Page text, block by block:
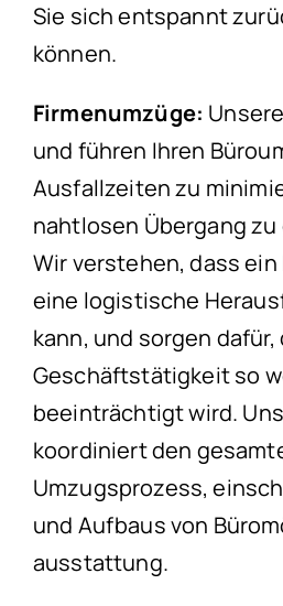
Sie sich entspannt
können.
Firmenumzüge:
und führen Ihren
Ausfallzeiten zu
nahtlosen Übergang
Wir verstehen, dass ein
eine logistische
kann, und sorgen dafür,
Geschäftstätigkeit so
beeinträchtigt wird.
koordiniert den
Umzugsprozess,
und Aufbaus von
ausstattung.